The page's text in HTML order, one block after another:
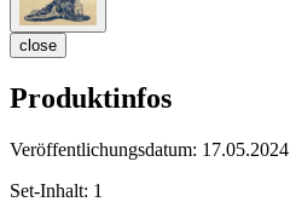
close
Produktinfos
Veröffentlichungsdatum: 17.05.2024
Set-Inhalt: 1